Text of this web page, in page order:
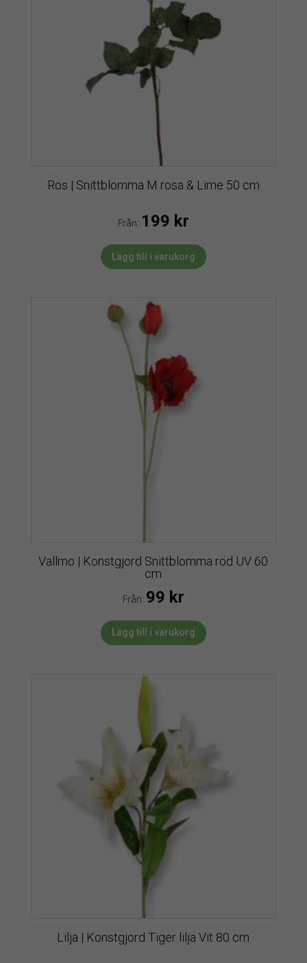
Ros | Snittblomma M rosa & Lime 50 cm
Från: 199 kr
Lägg till i varukorg
Vallmo | Konstgjord Snittblomma röd UV 60
cm
Från: 99 kr
Lägg till i varukorg
Lilja | Konstgjord Tiger lilja Vit 80 cm